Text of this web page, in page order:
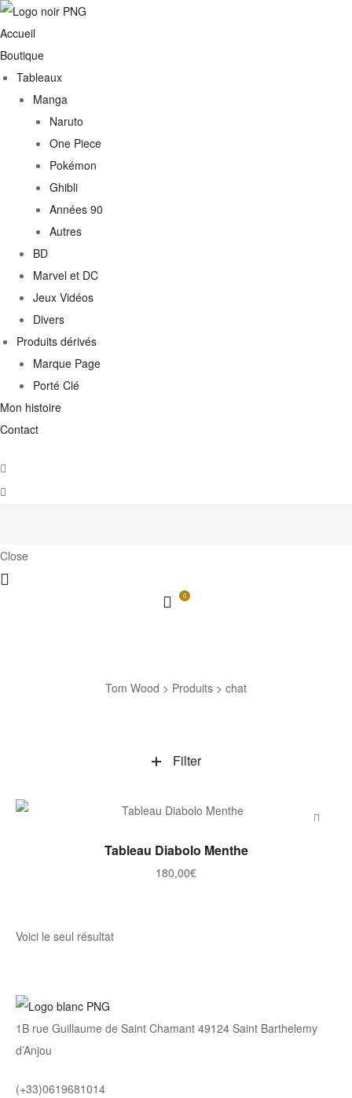
Accueil
Boutique
Tableaux
Manga
Naruto
One Piece
Pokémon
Ghibli
Années 90
Autres
BD
Marvel et DC
Jeux Vidéos
Divers
Produits dérivés
Marque Page
Porté Clé
Mon histoire
Contact
Close
0
Tom Wood > Produits > chat
Filter
AJOUTER AU PANIER
Tableau Diabolo Menthe
180,00€
Voici le seul résultat
1B rue Guillaume de Saint Chamant 49124 Saint Barthelemy
d’Anjou
(+33)0619681014